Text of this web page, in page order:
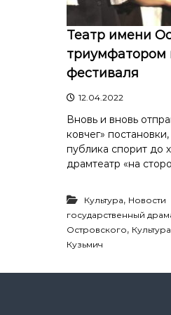
а
в
д
а
"
и
о
с
р
о
м
ы
и
о
с
т
р
о
Театр имени
триумфатором
фестиваля
12.04.2022
Вновь и вновь
ковчег»
публика спорит до
драмтеатр «на
Культура, Новости
государственный
Островского, Культура
Кузьмич